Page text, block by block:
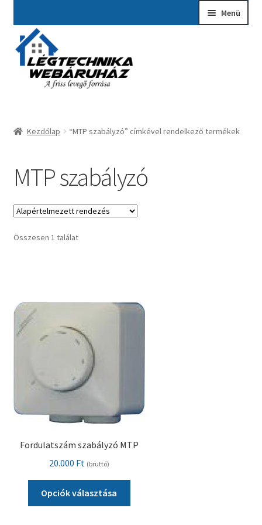
navigációhoz
tartalomba
Menü
Kezdőlap
A fiókom
Ajánlatkérés
Általános szerződési feltételek
Szállítás
Visszatérítési tájékoztató
Kezdőlap “MTP szabályzó” címkével rendelkező termékek
MTP szabályzó
Összesen 1 találat
Fordulatszám szabályzó MTP
20.000 Ft (bruttó)
Opciók választása